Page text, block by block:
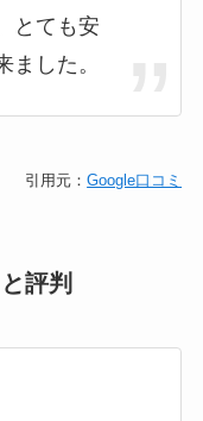
とても安
した。
引用元：Google口コミ
評判